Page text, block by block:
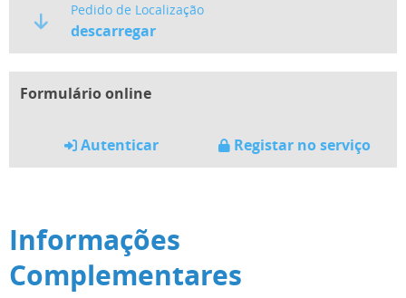
Pedido de Localização
descarregar
Formulário online
Autenticar Registar no serviço
Informações
Complementares